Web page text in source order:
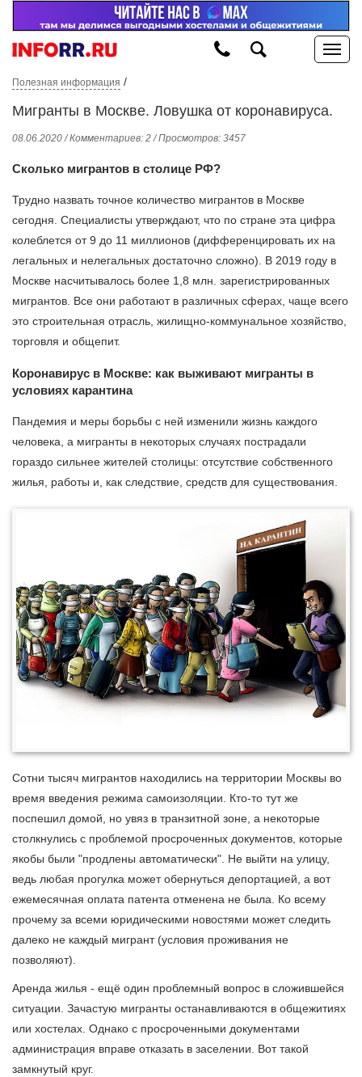
Полезная информация /
Мигранты в Москве. Ловушка от коронавируса.
08.06.2020 / Комментариев: 2 / Просмотров: 3457
Сколько мигрантов в столице РФ?
Трудно назвать точное количество мигрантов в Москве
сегодня. Специалисты утверждают, что по стране эта цифра
колеблется от 9 до 11 миллионов (дифференцировать их на
легальных и нелегальных достаточно сложно). В 2019 году в
Москве насчитывалось более 1,8 млн. зарегистрированных
мигрантов. Все они работают в различных сферах, чаще всего
это строительная отрасль, жилищно-коммунальное хозяйство,
торговля и общепит.
Коронавирус в Москве: как выживают мигранты в
условиях карантина
Пандемия и меры борьбы с ней изменили жизнь каждого
человека, а мигранты в некоторых случаях пострадали
гораздо сильнее жителей столицы: отсутствие собственного
жилья, работы и, как следствие, средств для существования.
Сотни тысяч мигрантов находились на территории Москвы во
время введения режима самоизоляции. Кто-то тут же
поспешил домой, но увяз в транзитной зоне, а некоторые
столкнулись с проблемой просроченных документов, которые
якобы были "продлены автоматически". Не выйти на улицу,
ведь любая прогулка может обернуться депортацией, а вот
ежемесячная оплата патента отменена не была. Ко всему
прочему за всеми юридическими новостями может следить
далеко не каждый мигрант (условия проживания не
позволяют).
Аренда жилья - ещё один проблемный вопрос в сложившейся
ситуации. Зачастую мигранты останавливаются в общежитиях
или хостелах. Однако с просроченными документами
администрация вправе отказать в заселении. Вот такой
замкнутый круг.